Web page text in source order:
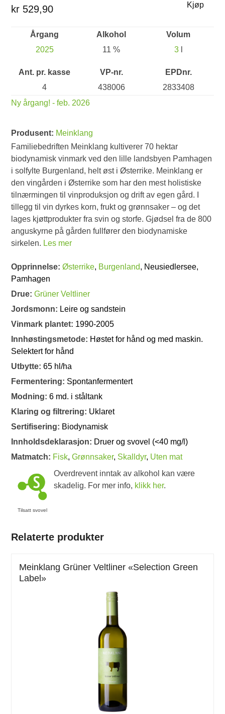
kr 529,90 Kjøp
Årgang
2025
Alkohol
11 %
Volum
3l
Ant. pr. kasse
4
VP-nr.
438006
EPDnr.
2833408
Ny årgang! - feb. 2026
Produsent: Meinklang
Familiebedriften Meinklang kultiverer 70 hektar
biodynamisk vinmark ved den lille landsbyen Pamhagen
i solfylte Burgenland, helt øst i Østerrike. Meinklang er
den vingården i Østerrike som har den mest holistiske
tilnærmingen til vinproduksjon og drift av egen gård. I
tillegg til vin dyrkes korn, frukt og grønnsaker – og det
lages kjøttprodukter fra svin og storfe. Gjødsel fra de 800
anguskyrne på gården fullfører den biodynamiske
sirkelen. Les mer
Opprinnelse:Østerrike, Burgenland, Neusiedlersee,
Pamhagen
Drue:Grüner Veltliner
Jordsmonn: Leire og sandstein
Vinmark plantet: 1990-2005
Innhøstingsmetode: Høstet for hånd og med maskin.
Selektert for hånd
Utbytte:65 hl/ha
Fermentering: Spontanfermentert
Modning:6 md. i ståltank
Klaring og filtrering: Uklaret
Sertifisering: Biodynamisk
Innholdsdeklarasjon: Druer og svovel (<40 mg/l)
Matmatch: Fisk,Grønnsaker, Skalldyr, Uten mat
Tilsatt svovel
Overdrevent inntak av alkohol kan være
skadelig. For mer info, klikk her.
Relaterte produkter
Meinklang Grüner Veltliner «Selection Green
Label»